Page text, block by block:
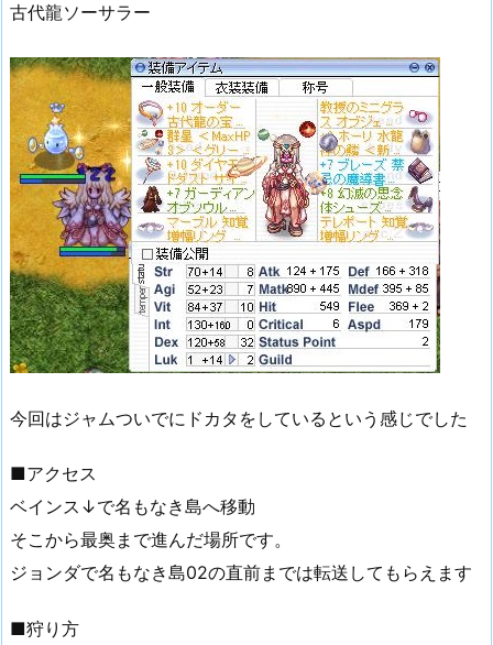
古代龍ソーサラー
今回はジャムついでにドカタをしているという感じでした
■アクセス
ベインス↓で名もなき島へ移動
そこから最奥まで進んだ場所です。
ジョンダで名もなき島02の直前までは転送してもらえます
■狩り方